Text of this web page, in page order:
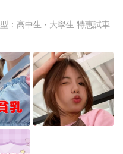
：高中生 · 大學生 特惠試車